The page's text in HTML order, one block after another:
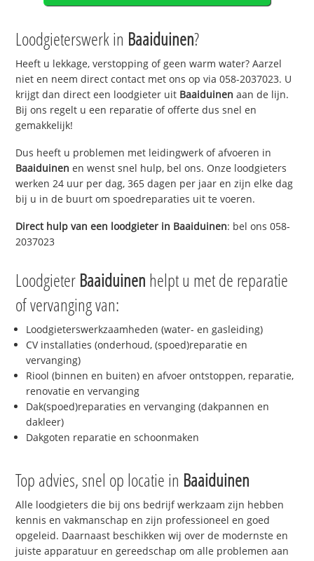
Loodgieterswerk in Baaiduinen?
Heeft u lekkage, verstopping of geen warm water? Aarzel
niet en neem direct contact met ons op via 058-2037023. U
krijgt dan direct een loodgieter uit Baaiduinen aan de lijn.
Bij ons regelt u een reparatie of offerte dus snel en
gemakkelijk!
Dus heeft u problemen met leidingwerk of afvoeren in
Baaiduinen en wenst snel hulp, bel ons. Onze loodgieters
werken 24 uur per dag, 365 dagen per jaar en zijn elke dag
bij u in de buurt om spoedreparaties uit te voeren.
Direct hulp van een loodgieter in Baaiduinen: bel ons 058-
2037023
Loodgieter Baaiduinen helpt u met de reparatie
of vervanging van:
Loodgieterswerkzaamheden (water- en gasleiding)
CV installaties (onderhoud, (spoed)reparatie en
vervanging)
Riool (binnen en buiten) en afvoer ontstoppen, reparatie,
renovatie en vervanging
Dak(spoed)reparaties en vervanging (dakpannen en
dakleer)
Dakgoten reparatie en schoonmaken
Top advies, snel op locatie in Baaiduinen
Alle loodgieters die bij ons bedrijf werkzaam zijn hebben
kennis en vakmanschap en zijn professioneel en goed
opgeleid. Daarnaast beschikken wij over de modernste en
juiste apparatuur en gereedschap om alle problemen aan